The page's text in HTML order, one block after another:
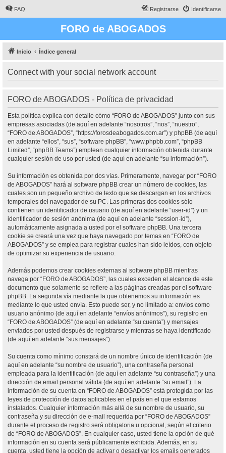
FAQ Identificarse
Registrarse
FORO de ABOGADOS
Inicio Índice general
Connect with your social network account
FORO de ABOGADOS - Política de privacidad
Esta política explica con detalle cómo “FORO de ABOGADOS” junto con sus
empresas asociadas (de aquí en adelante “nosotros”, “nos”, “nuestro”,
“FORO de ABOGADOS”, “https://forosdeabogados.com.ar”) y phpBB (de aquí
en adelante “ellos”, “sus”, “software phpBB”, “www.phpbb.com”, “phpBB
Limited”, “phpBB Teams”) emplean cualquier información obtenida durante
cualquier sesión de uso por usted (de aquí en adelante “su información”).
Su información es obtenida por dos vías. Primeramente, navegar por “FORO
de ABOGADOS” hará al software phpBB crear un número de cookies, las
cuales son un pequeño archivo de texto que se descargan en los archivos
temporales del navegador de su PC. Las primeras dos cookies sólo
contienen un identificador de usuario (de aquí en adelante “user-id”) y un
identificador de sesión anónima (de aquí en adelante “session-id”),
automáticamente asignada a usted por el software phpBB. Una tercera
cookie se creará una vez que haya navegado por temas en “FORO de
ABOGADOS” y se emplea para registrar cuales han sido leídos, con objeto
de optimizar su experiencia de usuario.
Además podemos crear cookies externas al software phpBB mientras
navega por “FORO de ABOGADOS”, las cuales exceden el alcance de este
documento que solamente se refiere a las páginas creadas por el software
phpBB. La segunda vía mediante la que obtenemos su información es
mediante lo que usted envía. Esto puede ser, y no limitado a: envíos como
usuario anónimo (de aquí en adelante “envíos anónimos”), su registro en
“FORO de ABOGADOS” (de aquí en adelante “su cuenta”) y mensajes
enviados por usted después de registrarse y mientras se haya identificado
(de aquí en adelante “sus mensajes”).
Su cuenta como mínimo constará de un nombre único de identificación (de
aquí en adelante “su nombre de usuario”), una contraseña personal
empleada para la identificación (de aquí en adelante “su contraseña”) y una
dirección de email personal válida (de aquí en adelante “su email”). La
información de su cuenta en “FORO de ABOGADOS” está protegida por las
leyes de protección de datos aplicables en el país en el que estamos
instalados. Cualquier información más allá de su nombre de usuario, su
contraseña y su dirección de e-mail requerida por “FORO de ABOGADOS”
durante el proceso de registro será obligatoria u opcional, según el criterio
de “FORO de ABOGADOS”. En cualquier caso, usted tiene la opción de qué
información en su cuenta será públicamente exhibida. Además, en su
cuenta, usted tiene la opción de activar o desactivar los emails generados